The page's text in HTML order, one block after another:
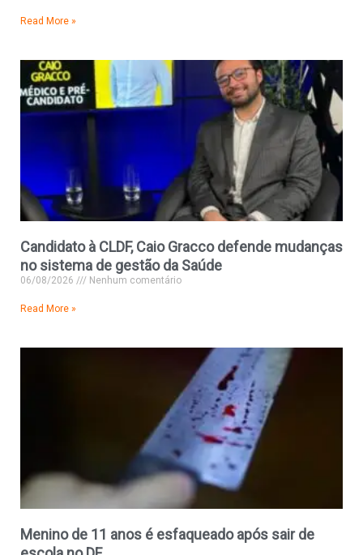
Read More »
Candidato à CLDF, Caio Gracco defende mudanças
no sistema de gestão da Saúde
06/08/2026 Nenhum comentário
Read More »
Menino de 11 anos é esfaqueado após sair de